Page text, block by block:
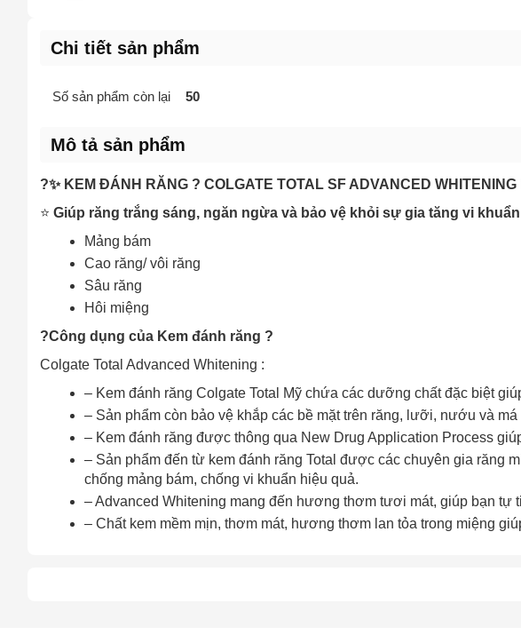
Chi tiết sản phẩm
Số sản phẩm còn lại 50
Mô tả sản phẩm
?✨ KEM ĐÁNH RĂNG ? COLGATE TOTAL SF ADVANCED WHITENING
⭐️ Giúp răng trắng sáng, ngăn ngừa và bảo vệ khỏi sự gia tăng vi
Mảng bám
Cao răng/ vôi răng
Sâu răng
Hôi miệng
?Công dụng của Kem đánh răng ?
Colgate Total Advanced Whitening :
– Kem đánh răng Colgate Total Mỹ chứa các dưỡng chất đặc biệt
– Sản phẩm còn bảo vệ khắp các bề mặt trên răng, lưỡi, nướu và má
– Kem đánh răng được thông qua New Drug Application Process
– Sản phẩm đến từ kem đánh răng Total được các chuyên gia răng
chống mảng bám, chống vi khuẩn hiệu quả.
– Advanced Whitening mang đến hương thơm tươi mát, giúp bạn tự
– Chất kem mềm mịn, thơm mát, hương thơm lan tỏa trong miệng
Chào
Mã